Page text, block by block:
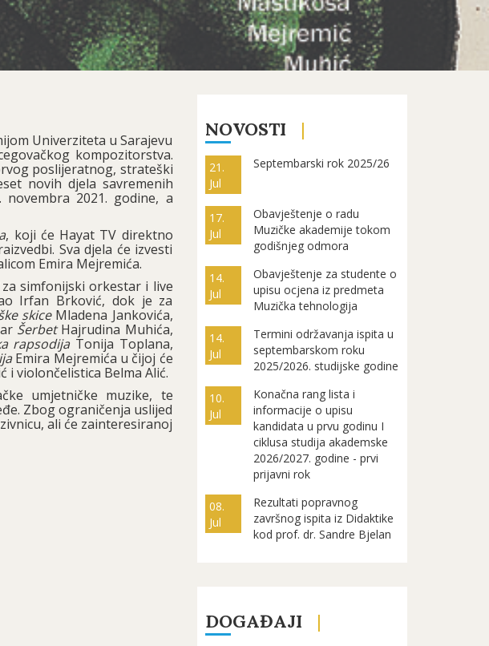
Univerziteta u Sarajevu
kompozitorstva.
poslijeratnog, strateški
novih djela savremenih
2021. godine, a
, koji će Hayat TV direktno
Sva djela će izvesti
Emira Mejremića.
simfonijski orkestar i live
Irfan Brković, dok je za
skiceMladena Jankovića,
ŠerbetHajrudina Muhića,
rapsodija Tonija Toplana,
Emira Mejremića u čijoj će
i violončelistica Belma Alić.
umjetničke muzike, te
Zbog ograničenja uslijed
ali će zainteresiranoj
NOVOSTI
21.
Jul
Septembarski rok 2025/26
17.
Jul
Obavještenje o radu
Muzičke akademije tokom
godišnjeg odmora
14.
Jul
Obavještenje za studente o
upisu ocjena iz predmeta
Muzička tehnologija
14.
Jul
Termini održavanja ispita u
septembarskom roku
2025/2026. studijske godine
10.
Jul
Konačna rang lista i
informacije o upisu
kandidata u prvu godinu I
ciklusa studija akademske
2026/2027. godine - prvi
prijavni rok
08.
Jul
Rezultati popravnog
završnog ispita iz Didaktike
kod prof. dr. Sandre Bjelan
DOGAĐAJI